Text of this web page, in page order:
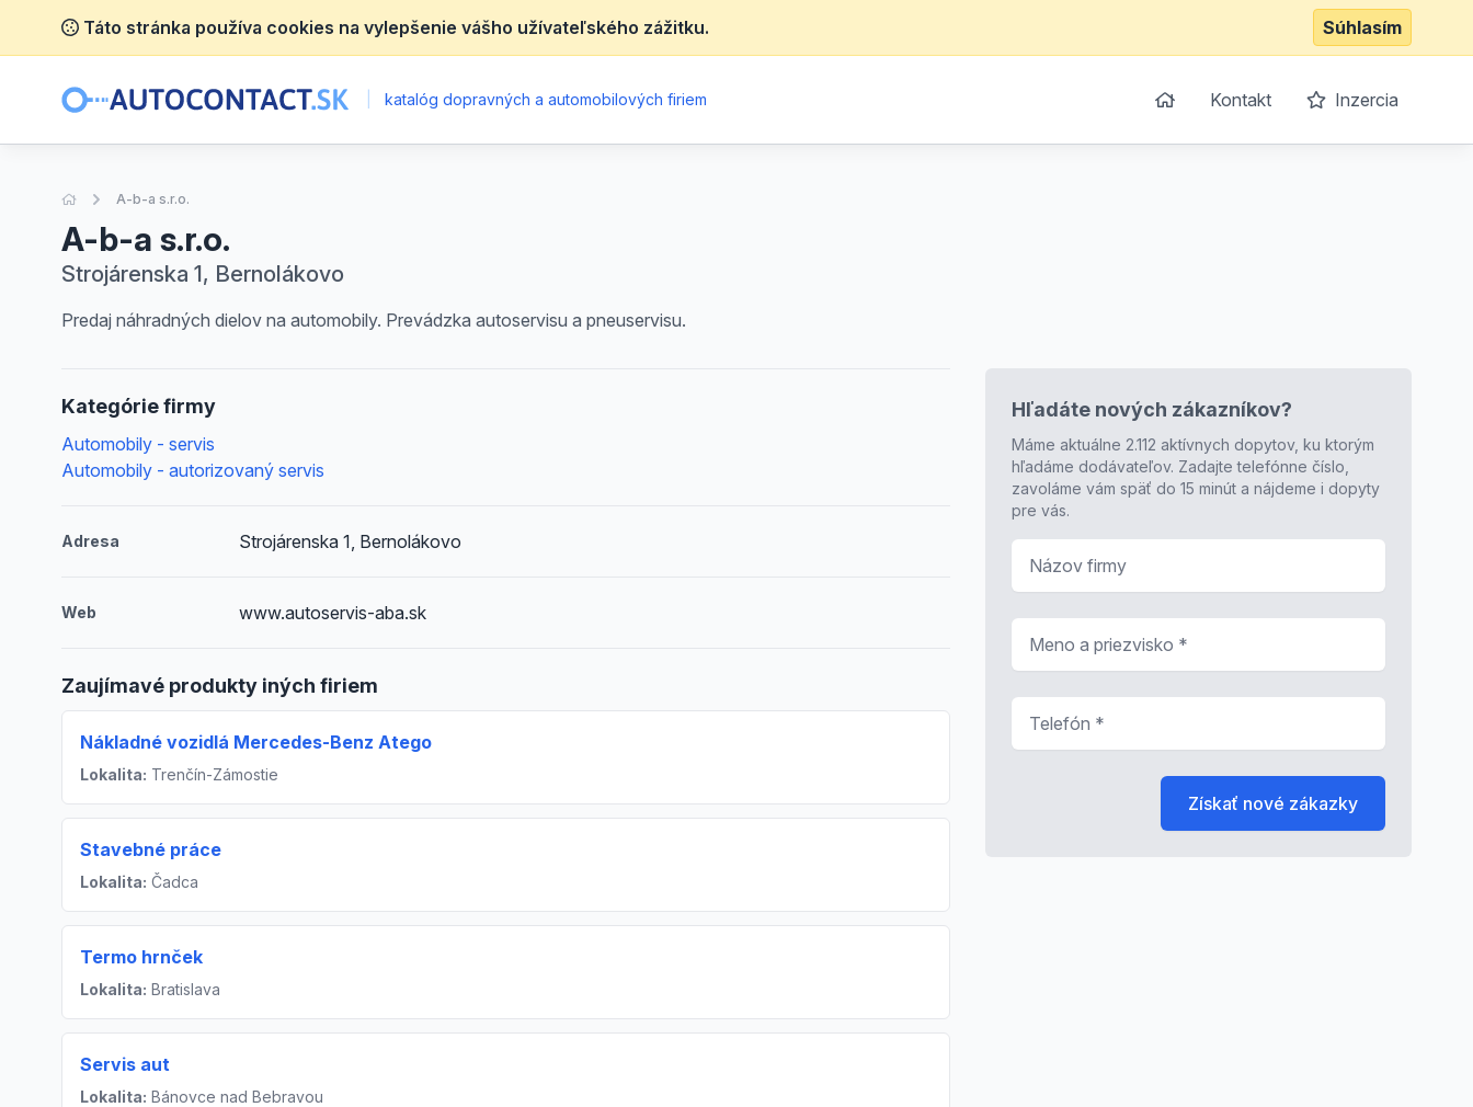
Táto stránka používa cookies na vylepšenie vášho užívateľského zážitku. Súhlasím
katalóg dopravných a automobilových firiem Kontakt Inzercia
Úvodná stránka
A-b-a s.r.o.
A-b-a s.r.o.
Strojárenska 1, Bernolákovo
Predaj náhradných dielov na automobily. Prevádzka autoservisu a pneuservisu.
Kategórie firmy
Automobily - servis
Automobily - autorizovaný servis
Adresa Strojárenska 1, Bernolákovo
Web www.autoservis-aba.sk
Zaujímavé produkty iných firiem
Nákladné vozidlá Mercedes-Benz Atego
Lokalita: Trenčín-Zámostie
Stavebné práce
Lokalita: Čadca
Termo hrnček
Lokalita: Bratislava
Servis aut
Lokalita: Bánovce nad Bebravou
Hľadáte nových zákazníkov?
Máme aktuálne 2.112 aktívnych dopytov, ku ktorým
hľadáme dodávateľov. Zadajte telefónne číslo,
zavoláme vám späť do 15 minút a nájdeme i dopyty
pre vás.
Získať nové zákazky